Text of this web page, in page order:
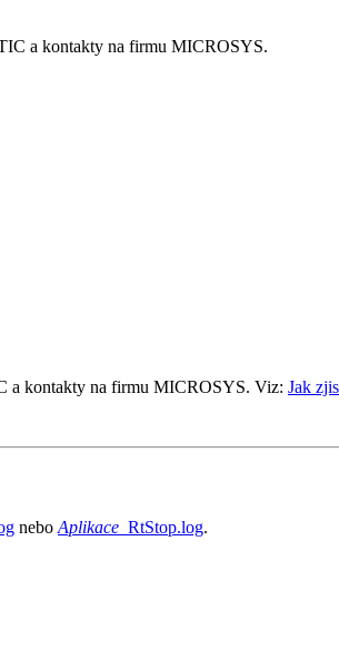
a kontakty na firmu MICROSYS.
a kontakty na firmu MICROSYS. Viz: Jak
nebo Aplikace _RtStop.log.